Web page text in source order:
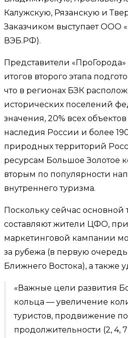
Калужскую, Рязанскую и
Заказчиком выступает ООО
ВЭБ.РФ).
Представители
итогов второго этапа
что в регионах БЗК
исторических поселений
значения, 20% всех
наследия России и более
природных территорий
ресурсам Большое Золотое
вторым по популярности
внутреннего туризма.
Поскольку сейчас основной
составляют жители ЦФО,
маркетинговой кампании
за рубежа (в первую
Ближнего Востока), а также
«Важные цели развития
кольца — увеличение
туристов, продвижение
продолжительности (2, 4,